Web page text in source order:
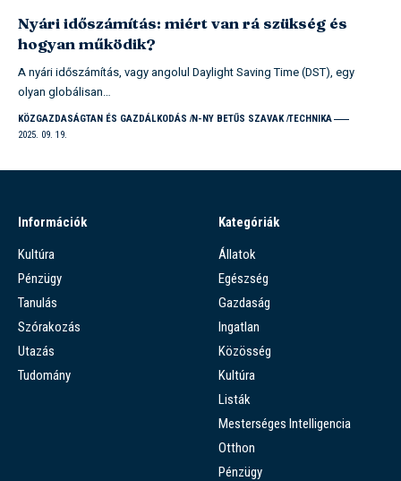
Nyári időszámítás: miért van rá szükség és
hogyan működik?
A nyári időszámítás, vagy angolul Daylight Saving Time (DST), egy
olyan globálisan…
KÖZGAZDASÁGTAN ÉS GAZDÁLKODÁS N-NY BETŰS SZAVAK TECHNIKA
2025. 09. 19.
Információk
Kultúra
Pénzügy
Tanulás
Szórakozás
Utazás
Tudomány
Kategóriák
Állatok
Egészség
Gazdaság
Ingatlan
Közösség
Kultúra
Listák
Mesterséges Intelligencia
Otthon
Pénzügy